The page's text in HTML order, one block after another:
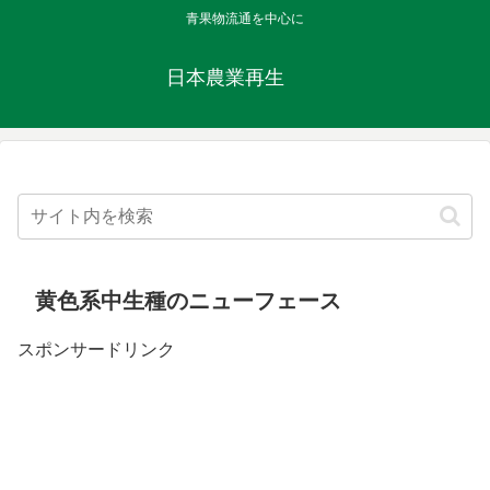
青果物流通を中心に
日本農業再生
黄色系中生種のニューフェース
スポンサードリンク